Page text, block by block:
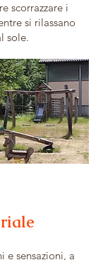
scorrazzare i
si rilassano
sole.
e sensazioni, a